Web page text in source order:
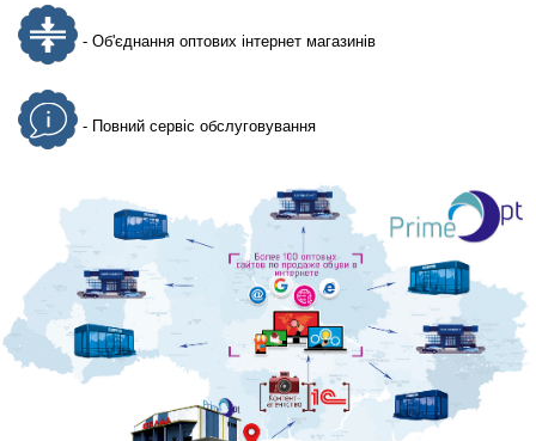
- Об'єднання оптових інтернет магазинів
- Повний сервіс обслуговування